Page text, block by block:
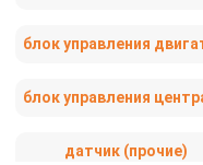
датчик (прочие)